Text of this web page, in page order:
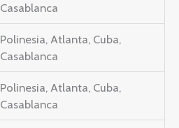
Casablanca
Polinesia, Atlanta, Cuba,
Casablanca
Polinesia, Atlanta, Cuba,
Casablanca